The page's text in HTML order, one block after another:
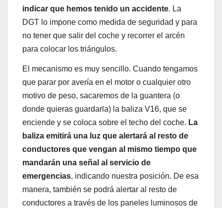
indicar que hemos tenido un accidente. La
DGT lo impone como medida de seguridad y para
no tener que salir del coche y recorrer el arcén
para colocar los triángulos.
El mecanismo es muy sencillo. Cuando tengamos
que parar por avería en el motor o cualquier otro
motivo de peso, sacaremos de la guantera (o
donde quieras guardarla) la baliza V16, que se
enciende y se coloca sobre el techo del coche. La
baliza emitirá una luz que alertará al resto de
conductores que vengan al mismo tiempo que
mandarán una señal al servicio de
emergencias, indicando nuestra posición. De esa
manera, también se podrá alertar al resto de
conductores a través de los paneles luminosos de